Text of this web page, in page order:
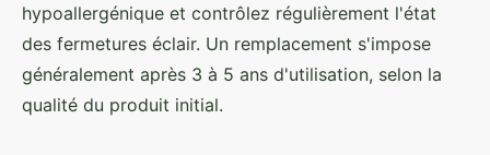
hypoallergénique et contrôlez régulièrement l'état
des fermetures éclair. Un remplacement s'impose
généralement après 3 à 5 ans d'utilisation, selon la
qualité du produit initial.